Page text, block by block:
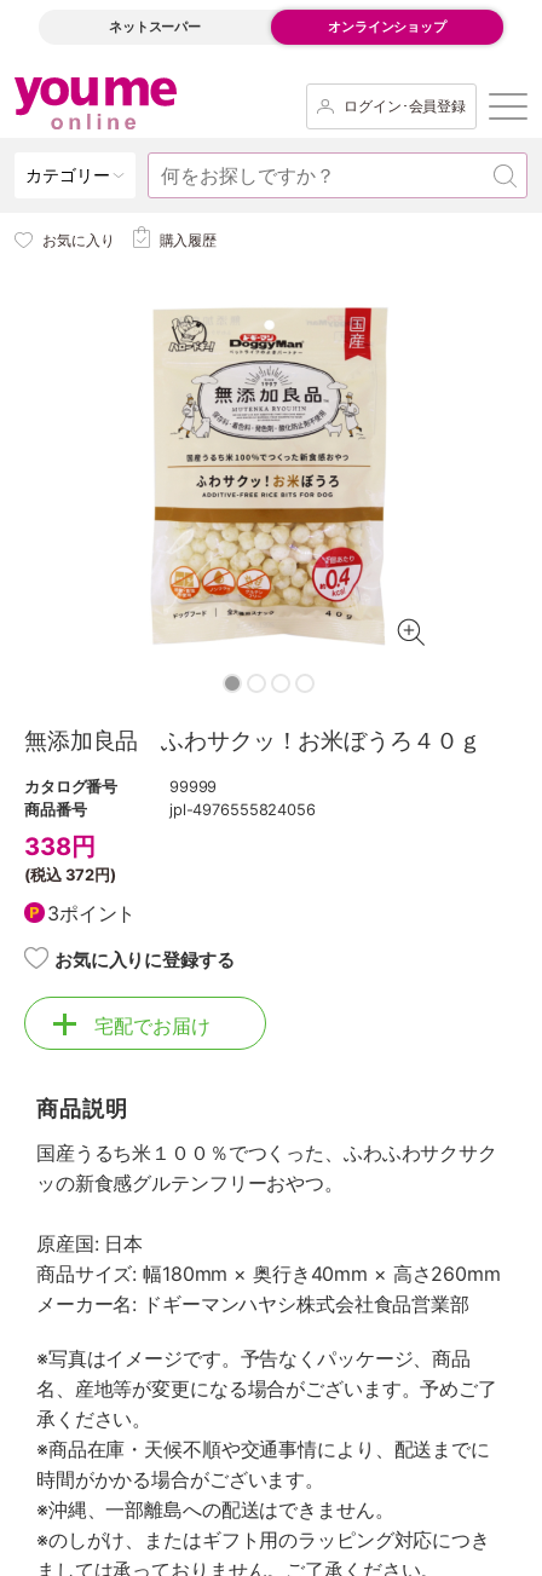
ネットスーパー オンラインショップ
ログイン･会員登録
カテゴリー
お気に入り 購入履歴
無添加良品 ふわサクッ！お米ぼうろ４０ｇ
カタログ番号
99999
商品番号
jpl-4976555824056
338円
(税込372円)
3ポイント
お気に入りに登録する
宅配でお届け
商品説明
国産うるち米１００％でつくった、ふわふわサクサク
ッの新食感グルテンフリーおやつ。
原産国: 日本
商品サイズ: 幅180mm × 奥行き40mm × 高さ260mm
メーカー名: ドギーマンハヤシ株式会社食品営業部
※写真はイメージです。予告なくパッケージ、商品
名、産地等が変更になる場合がございます。予めご了
承ください。
※商品在庫・天候不順や交通事情により、配送までに
時間がかかる場合がございます。
※沖縄、一部離島への配送はできません。
※のしがけ、またはギフト用のラッピング対応につき
ましては承っておりません。ご了承ください。